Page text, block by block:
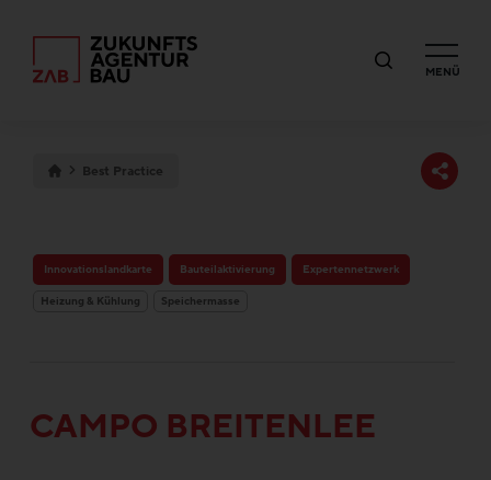
MENÜ
Best Practice
Innovationslandkarte Bauteilaktivierung Expertennetzwerk
Heizung & Kühlung Speichermasse
CAMPO BREITENLEE